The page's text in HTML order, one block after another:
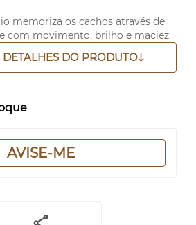
memoriza os cachos através de
com movimento, brilho e maciez.
DETALHES DO PRODUTO
AVISE-ME